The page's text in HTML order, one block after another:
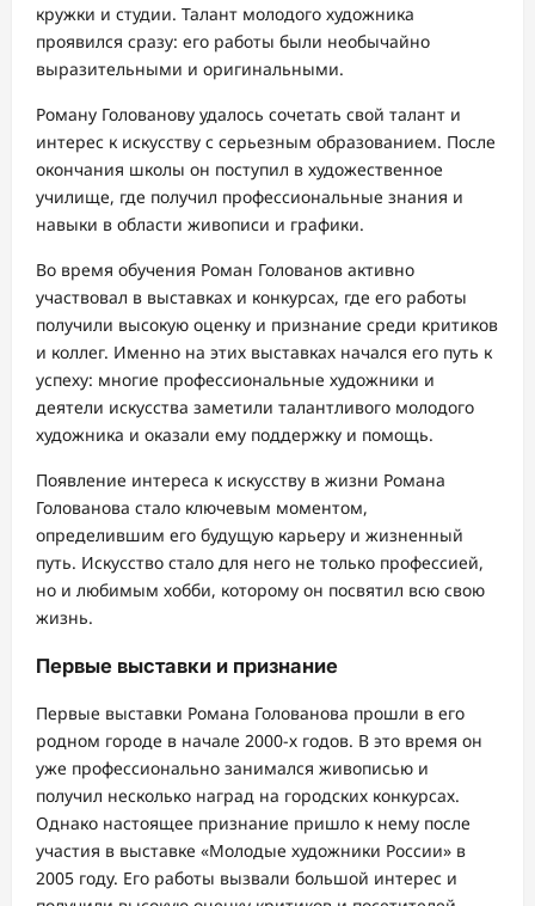
кружки и студии. Талант молодого художника
проявился сразу: его работы были необычайно
выразительными и оригинальными.
Роману Голованову удалось сочетать свой талант и
интерес к искусству с серьезным образованием. После
окончания школы он поступил в художественное
училище, где получил профессиональные знания и
навыки в области живописи и графики.
Во время обучения Роман Голованов активно
участвовал в выставках и конкурсах, где его работы
получили высокую оценку и признание среди критиков
и коллег. Именно на этих выставках начался его путь к
успеху: многие профессиональные художники и
деятели искусства заметили талантливого молодого
художника и оказали ему поддержку и помощь.
Появление интереса к искусству в жизни Романа
Голованова стало ключевым моментом,
определившим его будущую карьеру и жизненный
путь. Искусство стало для него не только профессией,
но и любимым хобби, которому он посвятил всю свою
жизнь.
Первые выставки и признание
Первые выставки Романа Голованова прошли в его
родном городе в начале 2000-х годов. В это время он
уже профессионально занимался живописью и
получил несколько наград на городских конкурсах.
Однако настоящее признание пришло к нему после
участия в выставке «Молодые художники России» в
2005 году. Его работы вызвали большой интерес и